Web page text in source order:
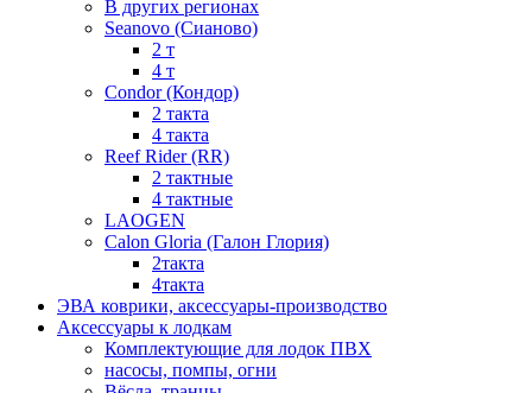
В других регионах
Seanovo (Сианово)
2 т
4 т
Condor (Кондор)
2 такта
4 такта
Reef Rider (RR)
2 тактные
4 тактные
LAOGEN
Calon Gloria (Галон Глория)
2такта
4такта
ЭВА коврики, аксессуары-производство
Аксессуары к лодкам
Комплектующие для лодок ПВХ
насосы, помпы, огни